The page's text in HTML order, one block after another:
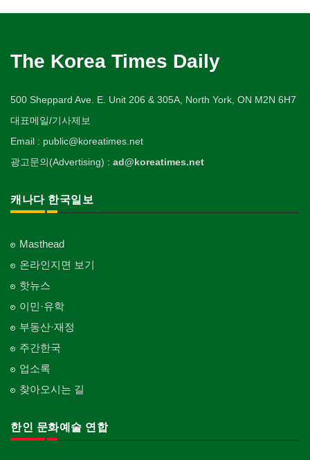
Veterinarian
Ophthalmologist
의사-외과
Surgeon
의사-치과
의사-가정의
의사-기타
의사-정신과
애완동물용품
양복점
Tailor
Fashion/Boutique
Blanket
웨딩서비스
자수
개인지도-어학/수학
개인지도-서예
Private Lesson-Calligraphy
Private Lesson-Art/Photograph
Private Lesson-Ballet/Dance
개인지도-꽃꽂이
개인지도-기타
유아원/데이케어
보석감정사
Gemologist
인쇄
Funeral Home
Employment Agency
Cleaning
카펫 청소
Carpet Cleaning
판촉물
gifts for events
Franchise
배관/플러밍
스테이징 홈
Staging Home
전기공사/수리
Electric Work
Landscaping/Gardening
창문
Window
Curtain/Carpet
Wall Paper/Paint
가라지/그라지/차고
Garage Door
Engineering
운동구/스포츠용품
취미/레저
Hobby/Leisure
태권도/무술
Taekwondo/Martial Arts
Spring Water/Water Purifier
Nursing Home
Sauna
Skin Care
화장품
Cosmetics
피트니스/헬스
Fitness
산후조리서비스
Korean Businessmen's Association
Buddhist Temple
한국일보 본사 및 지국
한국정부기관
Korean Governmental Organization
한인회
Korean Cultural Association
Newspaper/TV/Radio
한국기업 현지법인/지사
Korean Enterprises In Canada
동창회-대학교
Alumni University
동창회-중·고등학교
Alumni Middle·High School
단체-협회
단체-스포츠
Organization-Sports
Shoe Repair
ETC
아파트
The Korea Times Daily
500 Sheppard Ave. E. Unit 206 & 305A, North York, ON M2N 6H7
대표메일/기사제보
Email : public@koreatimes.net
광고문의(Advertising) : ad@koreatimes.net
캐나다 한국일보
Masthead
온라인지면 보기
핫뉴스
이민·유학
부동산·재정
주간한국
업소록
찾아오시는 길
한인 문화예술 연합